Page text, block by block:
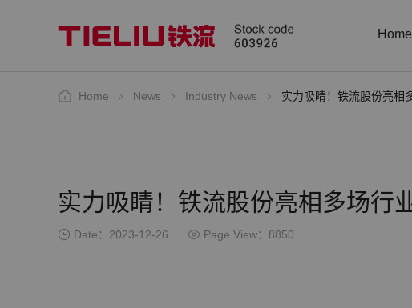
Home
Home News Industry News 实力吸睛！铁流股份亮相
实力吸睛！铁流股份亮相多场行
Date：2023-12-26 Page View：8850